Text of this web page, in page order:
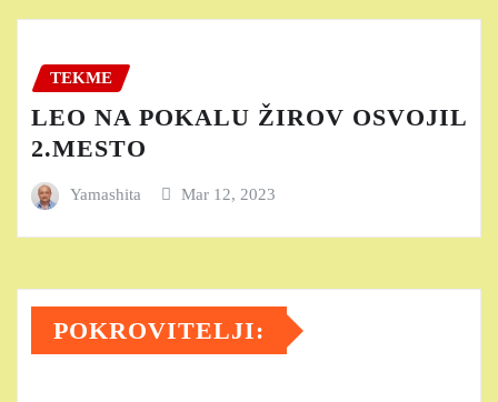
TEKME
LEO NA POKALU ŽIROV OSVOJIL
2.MESTO
Yamashita Mar 12, 2023
POKROVITELJI: